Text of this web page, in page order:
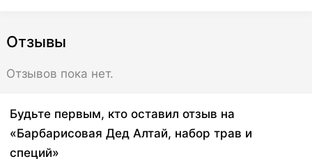
Отзывы
Отзывов пока нет.
Будьте первым, кто оставил отзыв на
«Барбарисовая Дед Алтай, набор трав и
специй»